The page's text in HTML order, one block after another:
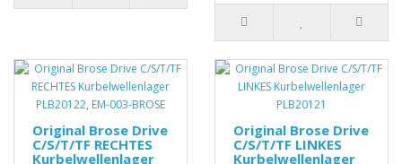
Original Brose Drive
C/S/T/TF RECHTES
Kurbelwellenlager
Original Brose Drive
C/S/T/TF LINKES
Kurbelwellenlager